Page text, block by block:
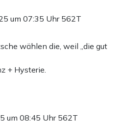
um 07:35 Uhr 562T
wählen die, weil „die gut
+ Hysterie.
um 08:45 Uhr 562T